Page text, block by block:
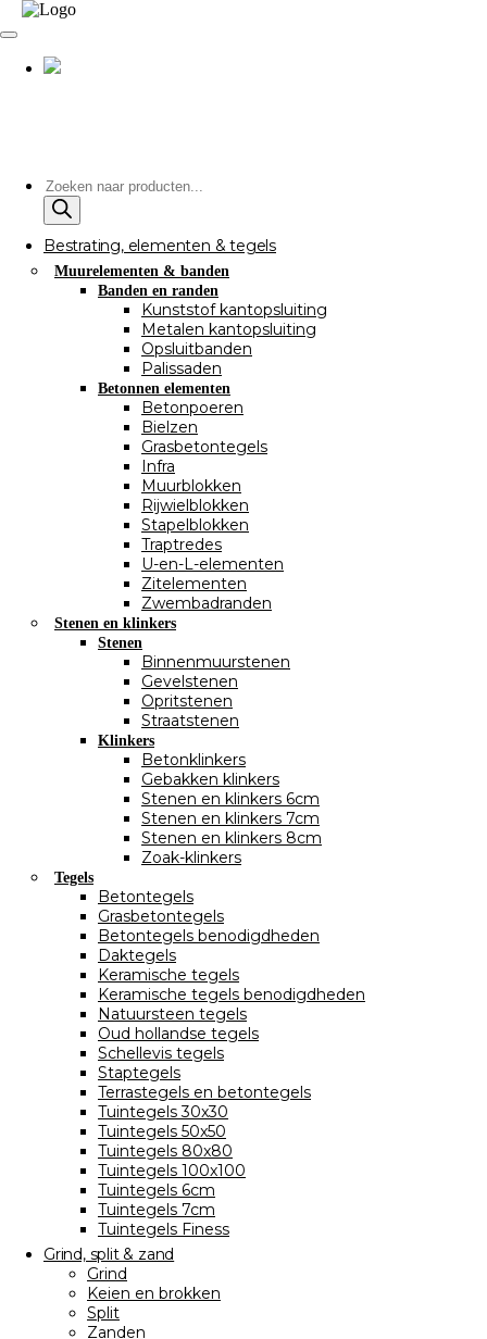
Producten
zoeken
Bestrating, elementen & tegels
Muurelementen & banden
Banden en randen
Kunststof kantopsluiting
Metalen kantopsluiting
Opsluitbanden
Palissaden
Betonnen elementen
Betonpoeren
Bielzen
Grasbetontegels
Infra
Muurblokken
Rijwielblokken
Stapelblokken
Traptredes
U-en-L-elementen
Zitelementen
Zwembadranden
Stenen en klinkers
Stenen
Binnenmuurstenen
Gevelstenen
Opritstenen
Straatstenen
Klinkers
Betonklinkers
Gebakken klinkers
Stenen en klinkers 6cm
Stenen en klinkers 7cm
Stenen en klinkers 8cm
Zoak-klinkers
Tegels
Betontegels
Grasbetontegels
Betontegels benodigdheden
Daktegels
Keramische tegels
Keramische tegels benodigdheden
Natuursteen tegels
Oud hollandse tegels
Schellevis tegels
Staptegels
Terrastegels en betontegels
Tuintegels 30x30
Tuintegels 50x50
Tuintegels 80x80
Tuintegels 100x100
Tuintegels 6cm
Tuintegels 7cm
Tuintegels Finess
Grind, split & zand
Grind
Keien en brokken
Split
Zanden